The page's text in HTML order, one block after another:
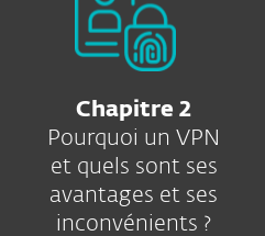
Chapitre 2
Pourquoi un VPN
et quels sont ses
avantages et ses
inconvénients ?